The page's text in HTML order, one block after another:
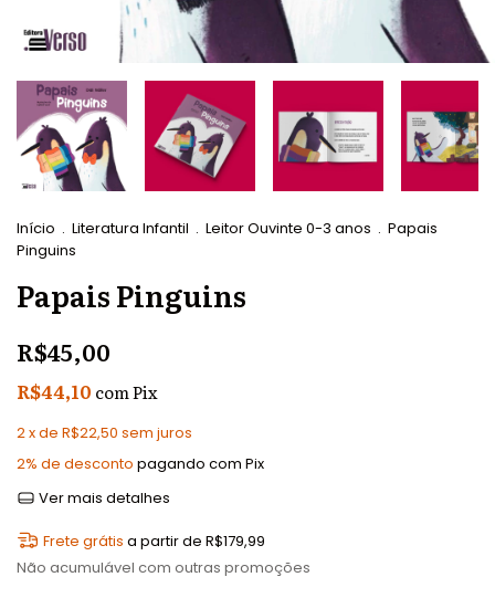
Início . Literatura Infantil . Leitor Ouvinte 0-3 anos . Papais
Pinguins
Papais Pinguins
R$45,00
R$44,10 comPix
2x de R$22,50 sem juros
2% de desconto pagando com Pix
Ver mais detalhes
Frete grátis a partir de R$179,99
Não acumulável com outras promoções